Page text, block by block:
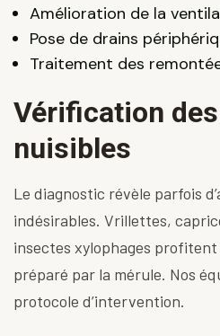
Amélioration de la
Pose de drains
Traitement des
Vérification
nuisibles
Le diagnostic révèle parfois
indésirables. Vrillettes,
insectes xylophages profitent
préparé par la mérule. Nos
protocole d’intervention.